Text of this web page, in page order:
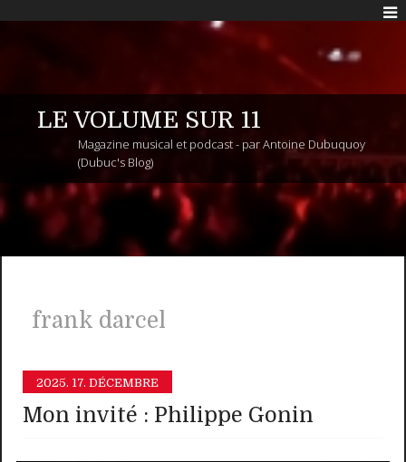
LE VOLUME SUR 11
Magazine musical et podcast - par Antoine Dubuquoy
(Dubuc's Blog)
frank darcel
2025. 17. DÉCEMBRE
Mon invité : Philippe Gonin